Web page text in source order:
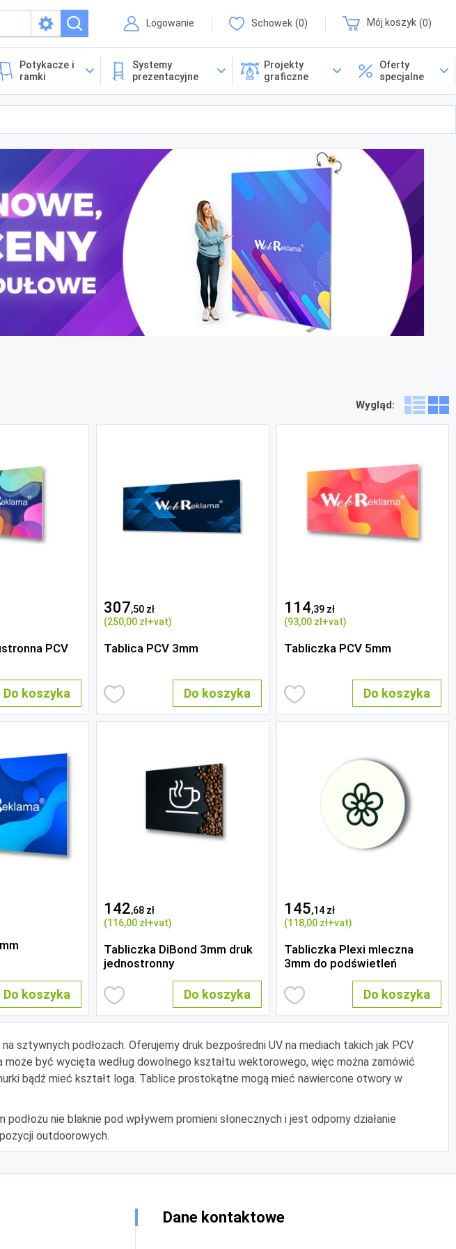
Logowanie Schowek 0 Mój koszyk 0
Potykacze i
ramki
Systemy
prezentacyjne
Projekty
graficzne
Oferty
specjalne
Wygląd:
PCV
Do koszyka
307,50 zł
(250,00 zł+vat)
Tablica PCV 3mm
Do koszyka
114,39 zł
(93,00 zł+vat)
Tabliczka PCV 5mm
Do koszyka
Do koszyka
142,68 zł
(116,00 zł+vat)
Tabliczka DiBond 3mm druk
jednostronny
Do koszyka
145,14 zł
(118,00 zł+vat)
Tabliczka Plexi mleczna
3mm do podświetleń
Do koszyka
sztywnych podłożach. Oferujemy druk bezpośredni UV na mediach takich jak PCV
może być wycięta według dowolnego kształtu wektorowego, więc można zamówić
bądź mieć kształt loga. Tablice prostokątne mogą mieć nawiercone otwory w
nie blaknie pod wpływem promieni słonecznych i jest odporny działanie
outdoorowych.
Dane kontaktowe